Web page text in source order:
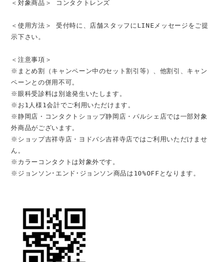
＜対象商品＞ コンタクトレンズ
＜使用方法＞ 受付時に、店舗スタッフにLINEメッセージをご提
示下さい。
＜注意事項＞
※まとめ割（キャンペーン中のセット割引等）、他割引、キャン
ペーンとの併用不可。
※眼科受診料は別途発生いたします。
※お1人様1会計でご利用いただけます。
※静岡店・コンタクトショップ静岡店・パルシェ店では一部対象
外商品がございます。
※ショップ吉祥寺店・ヨドバシ吉祥寺店ではご利用いただけませ
ん。
※カラーコンタクトは対象外です。
※ジョンソン･エンド･ジョンソン商品は10%OFFとなります。